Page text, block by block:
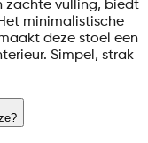
zachte vulling, biedt
minimalistische
deze stoel een
Simpel, strak